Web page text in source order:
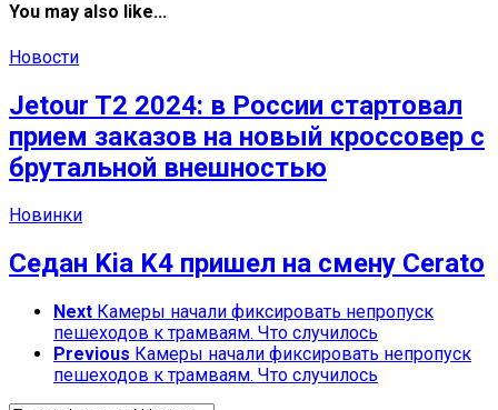
You may also like...
Новости
Jetour T2 2024: в России стартовал
прием заказов на новый кроссовер с
брутальной внешностью
Новинки
Седан Kia K4 пришел на смену Cerato
Next Камеры начали фиксировать непропуск
пешеходов к трамваям. Что случилось
Previous Камеры начали фиксировать непропуск
пешеходов к трамваям. Что случилось